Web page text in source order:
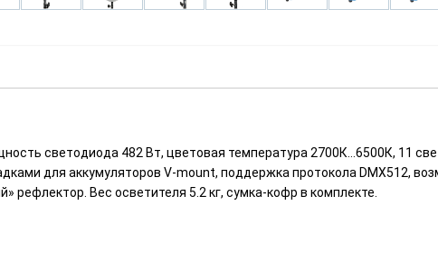
светодиода 482 Вт, цветовая температура 2700К…6500К, 11
для аккумуляторов V-mount, поддержка протокола DMX512,
рефлектор. Вес осветителя 5.2 кг, сумка-кофр в комплекте.